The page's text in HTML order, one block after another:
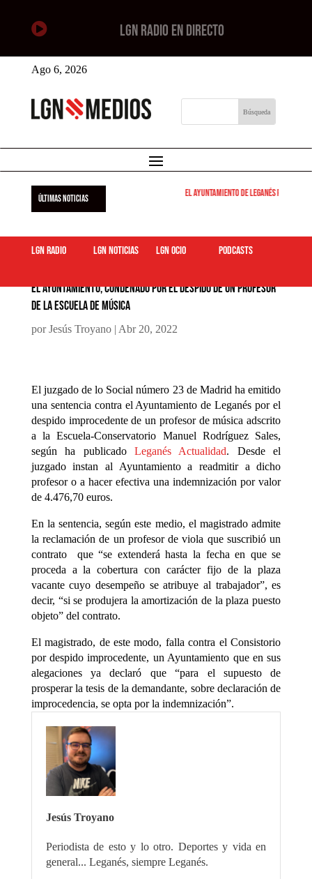
 LGN RADIO EN DIRECTO
Ago 6, 2026
ÚLTIMAS NOTICIAS El Ayuntamiento de Leganés pone en
LGN Radio LGN Noticias LGN ocio podcasts
El Ayuntamiento, condenado por el despido de un profesor
de la Escuela de Música
porJesús Troyano| Abr 20, 2022
El juzgado de lo Social número 23 de Madrid ha emitido
una sentencia contra el Ayuntamiento de Leganés por el
despido improcedente de un profesor de música adscrito
a la Escuela-Conservatorio Manuel Rodríguez Sales,
según ha publicado Leganés Actualidad. Desde el
juzgado instan al Ayuntamiento a readmitir a dicho
profesor o a hacer efectiva una indemnización por valor
de 4.476,70 euros.
En la sentencia, según este medio, el magistrado admite
la reclamación de un profesor de viola que suscribió un
contrato que “se extenderá hasta la fecha en que se
proceda a la cobertura con carácter fijo de la plaza
vacante cuyo desempeño se atribuye al trabajador”, es
decir, “si se produjera la amortización de la plaza puesto
objeto” del contrato.
El magistrado, de este modo, falla contra el Consistorio
por despido improcedente, un Ayuntamiento que en sus
alegaciones ya declaró que “para el supuesto de
prosperar la tesis de la demandante, sobre declaración de
improcedencia, se opta por la indemnización”.
Jesús Troyano
Periodista de esto y lo otro. Deportes y vida en
general... Leganés, siempre Leganés.